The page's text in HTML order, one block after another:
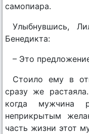
самопиара.
Улыбнувшись,
Бенедикта:
– Это
Стоило ему в
сразу же
когда мужчина
неприкрытым
часть жизни этот